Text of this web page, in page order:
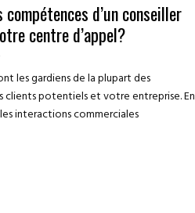
d’un conseiller
centre d’appel?
les gardiens de la plupart des
clients potentiels et votre entreprise. En
interactions commerciales